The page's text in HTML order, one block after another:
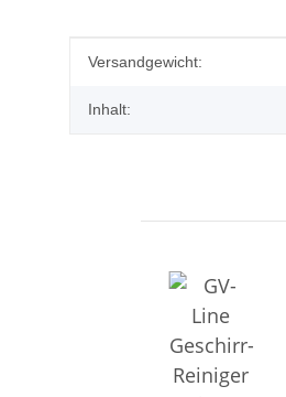
Produkteigenschaft
Wert
Versandgewicht:
Inhalt: